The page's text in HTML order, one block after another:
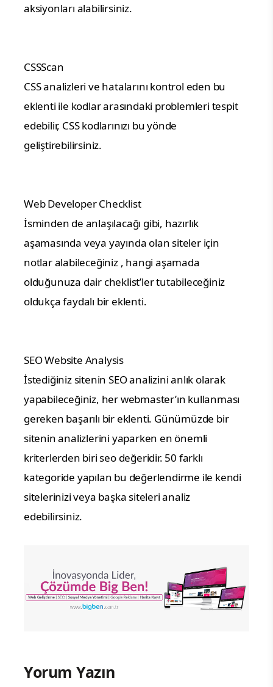
aksiyonları alabilirsiniz.
CSSScan
CSS analizleri ve hatalarını kontrol eden bu
eklenti ile kodlar arasındaki problemleri tespit
edebilir, CSS kodlarınızı bu yönde
geliştirebilirsiniz.
Web Developer Checklist
İsminden de anlaşılacağı gibi, hazırlık
aşamasında veya yayında olan siteler için
notlar alabileceğiniz , hangi aşamada
olduğunuza dair cheklist’ler tutabileceğiniz
oldukça faydalı bir eklenti.
SEO Website Analysis
İstediğiniz sitenin SEO analizini anlık olarak
yapabileceğiniz, her webmaster’ın kullanması
gereken başarılı bir eklenti. Günümüzde bir
sitenin analizlerini yaparken en önemli
kriterlerden biri seo değeridir. 50 farklı
kategoride yapılan bu değerlendirme ile kendi
sitelerinizi veya başka siteleri analiz
edebilirsiniz.
Yorum Yazın